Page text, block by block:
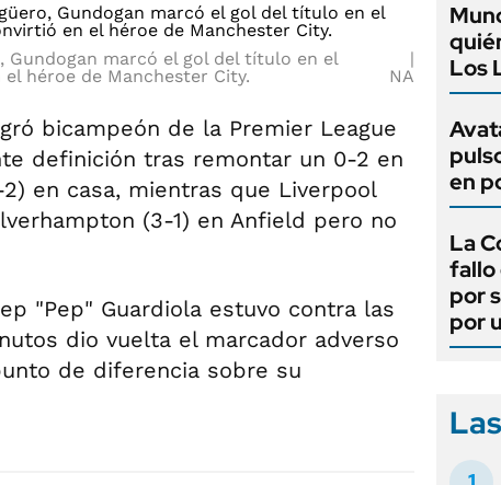
Gundogan marcó el gol del título en el
héroe de Manchester City.
NA
bicampeón de la Premier League
definición tras remontar un 0-2 en
en casa, mientras que Liverpool
(3-1) en Anfield pero no
"Pep" Guardiola estuvo contra las
dio vuelta el marcador adverso
de diferencia sobre su
Los
en
La
fallo
por
por